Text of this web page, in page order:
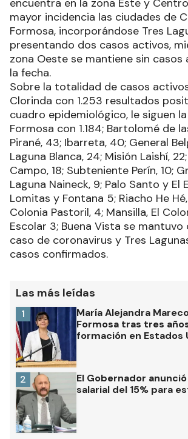
encuentra en la zona Este y
mayor incidencia las ciudades de
Formosa, incorporándose Tres
presentando dos casos activos,
zona Oeste se mantiene sin
la fecha.
Sobre la totalidad de casos
Clorinda con 1.253 resultados
cuadro epidemiológico, le siguen
Formosa con 1.184; Bartolomé de
Pirané, 43; Ibarreta, 40; General
Laguna Blanca, 24; Misión Laishí,
Campo, 18; Subteniente Perín, 10;
Laguna Naineck, 9; Palo Santo y El
Lomitas y Fontana 5; Riacho He
Colonia Pastoril, 4; Mansilla, El
Escolar 3; Buena Vista se mantuvo
caso de coronavirus y Tres
casos confirmados.
Las más leídas
María Alejandra
Formosa tras tres
formación en Estados
1
El Gobernador
salarial del 15% para
2